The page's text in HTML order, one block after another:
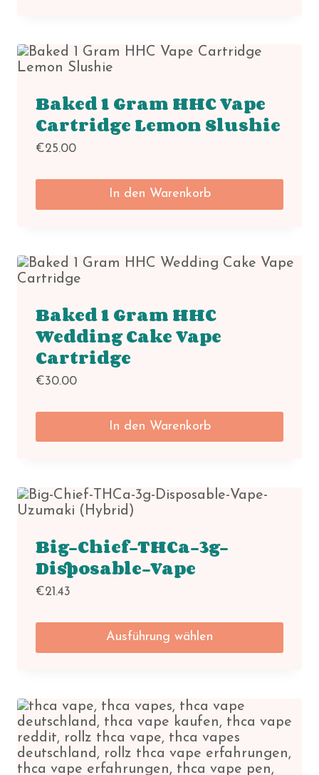
Baked 1 Gram HHC Vape
Cartridge Lemon Slushie
€25.00
In den Warenkorb
Baked 1 Gram HHC
Wedding Cake Vape
Cartridge
€30.00
In den Warenkorb
Big-Chief-THCa-3g-
Disposable-Vape
€21.43
Ausführung wählen
mehrere
Varianten
auf.
Die
Optionen